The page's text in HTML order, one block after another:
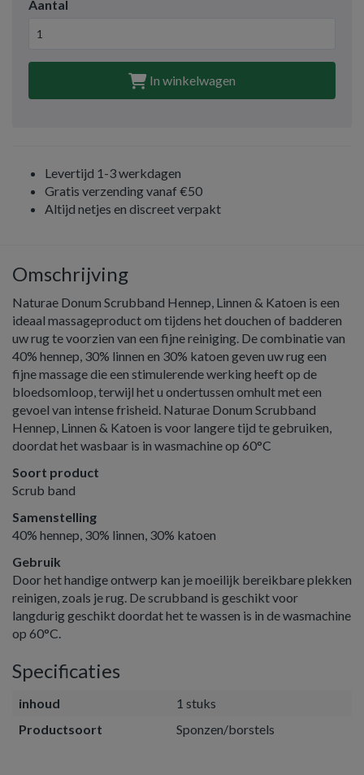
Aantal
In winkelwagen
Levertijd 1-3 werkdagen
Gratis verzending vanaf €50
Altijd netjes en discreet verpakt
Omschrijving
Naturae Donum Scrubband Hennep, Linnen & Katoen is een
ideaal massageproduct om tijdens het douchen of badderen
uw rug te voorzien van een fijne reiniging. De combinatie van
40% hennep, 30% linnen en 30% katoen geven uw rug een
fijne massage die een stimulerende werking heeft op de
bloedsomloop, terwijl het u ondertussen omhult met een
gevoel van intense frisheid. Naturae Donum Scrubband
Hennep, Linnen & Katoen is voor langere tijd te gebruiken,
doordat het wasbaar is in wasmachine op 60°C
Soort product
Scrub band
Samenstelling
40% hennep, 30% linnen, 30% katoen
Gebruik
Door het handige ontwerp kan je moeilijk bereikbare plekken
reinigen, zoals je rug. De scrubband is geschikt voor
langdurig geschikt doordat het te wassen is in de wasmachine
op 60°C.
Specificaties
inhoud
1 stuks
Productsoort
Sponzen/borstels